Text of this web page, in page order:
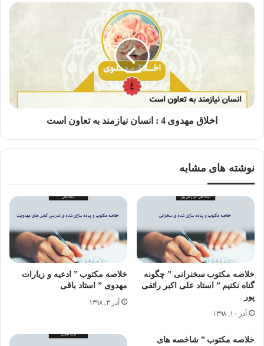
مشاهده و دانلود فایل
اخلاق مهدوی 4 : انسان نیازمند به تعاون است
نوشته های مشابه
خلاصه مکتوب سخنرانی ” چگونه
گناه نکنیم ” استاد علی اکبر رائفی
پور
آذر ۱۰, ۱۳۹۸
خلاصه مکتوب ” ادعیه و زیارات
مهدوی ” استاد باقی
آذر ۳, ۱۳۹۸
خلاصه مکتوب ” شاخصه های